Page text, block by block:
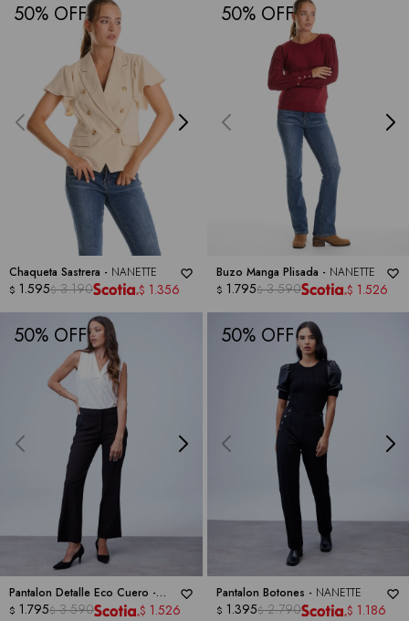
50
Chaqueta Sastrera - NANETTE
$ 1.595$ 3.190 $ 1.356
50
Buzo Manga Plisada - NANETTE
$ 1.795$ 3.590 $ 1.526
50
Pantalon Detalle Eco Cuero -
NANETTE
$ 1.795$ 3.590 $ 1.526
50
Pantalon Botones - NANETTE
$ 1.395$ 2.790 $ 1.186